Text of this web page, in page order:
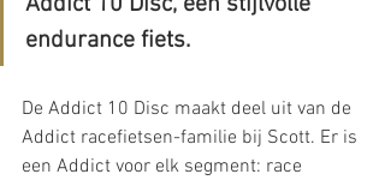
endurance fiets.
De Addict 10 Disc maakt deel uit van de
Addict racefietsen-familie bij Scott. Er is
een Addict voor elk segment: race